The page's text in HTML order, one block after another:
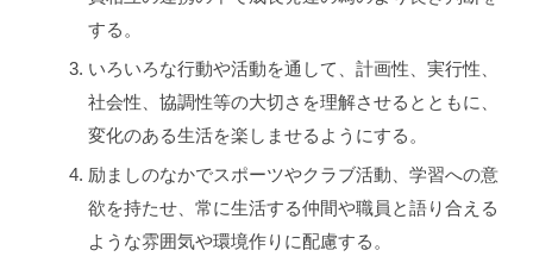
する。
いろいろな行動や活動を通して、計画性、実行性、
社会性、協調性等の大切さを理解させるとともに、
変化のある生活を楽しませるようにする。
励ましのなかでスポーツやクラブ活動、学習への意
欲を持たせ、常に生活する仲間や職員と語り合える
ような雰囲気や環境作りに配慮する。